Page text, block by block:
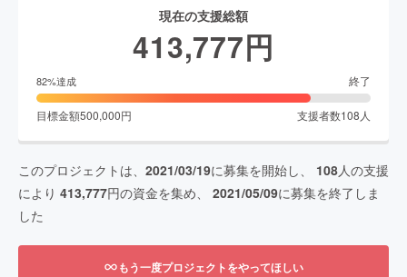
現在の支援総額
413,777円
82%達成 終了
目標金額500,000円 支援者数108 人
このプロジェクトは、 2021/03/19に募集を開始し、 108人の支援
により 413,777円の資金を集め、 2021/05/09に募集を終了しま
した
もう一度プロジェクトをやってほしい